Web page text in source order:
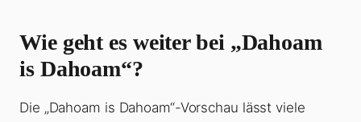
Wie geht es weiter bei „Dahoam
is Dahoam“?
Die „Dahoam is Dahoam“-Vorschau lässt viele